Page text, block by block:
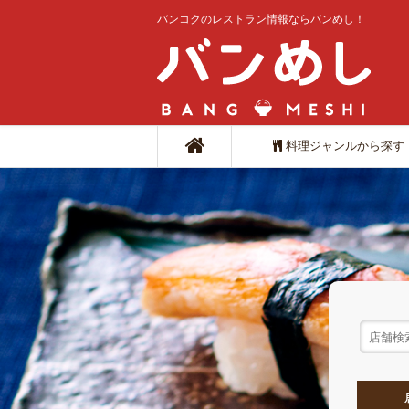
バンコクのレストラン情報ならバンめし！
料理ジャンルから探す